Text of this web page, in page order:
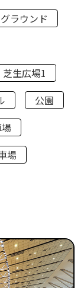
ラウンド
芝生広場1
公園
場